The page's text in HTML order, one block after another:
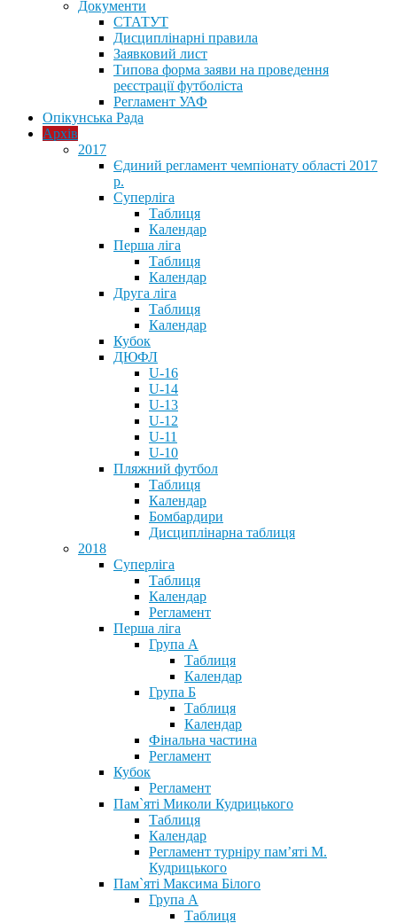
Документи
СТАТУТ
Дисциплінарні правила
Заявковий лист
Типова форма заяви на проведення
реєстрації футболіста
Регламент УАФ
Опікунська Рада
Архів
2017
Єдиний регламент чемпіонату області 2017
р.
Суперліга
Таблиця
Календар
Перша ліга
Таблиця
Календар
Друга ліга
Таблиця
Календар
Кубок
ДЮФЛ
U-16
U-14
U-13
U-12
U-11
U-10
Пляжний футбол
Таблиця
Календар
Бомбардири
Дисциплінарна таблиця
2018
Суперліга
Таблиця
Календар
Регламент
Перша ліга
Група А
Таблиця
Календар
Група Б
Таблиця
Календар
Фінальна частина
Регламент
Кубок
Регламент
Пам`яті Миколи Кудрицького
Таблиця
Календар
Регламент турніру пам’яті М.
Кудрицького
Пам`яті Максима Білого
Група А
Таблиця